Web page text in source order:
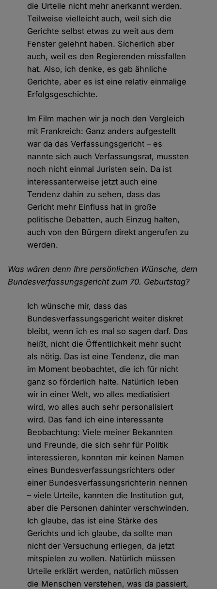
die Urteile nicht mehr anerkannt werden.
Teilweise vielleicht auch, weil sich die
Gerichte selbst etwas zu weit aus dem
Fenster gelehnt haben. Sicherlich aber
auch, weil es den Regierenden missfallen
hat. Also, ich denke, es gab ähnliche
Gerichte, aber es ist eine relativ einmalige
Erfolgsgeschichte.
Im Film machen wir ja noch den Vergleich
mit Frankreich: Ganz anders aufgestellt
war da das Verfassungsgericht – es
nannte sich auch Verfassungsrat, mussten
noch nicht einmal Juristen sein. Da ist
interessanterweise jetzt auch eine
Tendenz dahin zu sehen, dass das
Gericht mehr Einfluss hat in große
politische Debatten, auch Einzug halten,
auch von den Bürgern direkt angerufen zu
werden.
Was wären denn Ihre persönlichen Wünsche, dem
Bundesverfassungsgericht zum 70. Geburtstag?
Ich wünsche mir, dass das
Bundesverfassungsgericht weiter diskret
bleibt, wenn ich es mal so sagen darf. Das
heißt, nicht die Öffentlichkeit mehr sucht
als nötig. Das ist eine Tendenz, die man
im Moment beobachtet, die ich für nicht
ganz so förderlich halte. Natürlich leben
wir in einer Welt, wo alles mediatisiert
wird, wo alles auch sehr personalisiert
wird. Das fand ich eine interessante
Beobachtung: Viele meiner Bekannten
und Freunde, die sich sehr für Politik
interessieren, konnten mir keinen Namen
eines Bundesverfassungsrichters oder
einer Bundesverfassungsrichterin nennen
– viele Urteile, kannten die Institution gut,
aber die Personen dahinter verschwinden.
Ich glaube, das ist eine Stärke des
Gerichts und ich glaube, da sollte man
nicht der Versuchung erliegen, da jetzt
mitspielen zu wollen. Natürlich müssen
Urteile erklärt werden, natürlich müssen
die Menschen verstehen, was da passiert,